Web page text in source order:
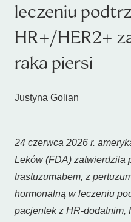
leczeniu
HR+/HER2+
raka piersi
Justyna Golian
24 czerwca 2026 r.
Leków (FDA)
trastuzumabem, z
hormonalną w leczeniu
pacjentek z HR-dodatnim,